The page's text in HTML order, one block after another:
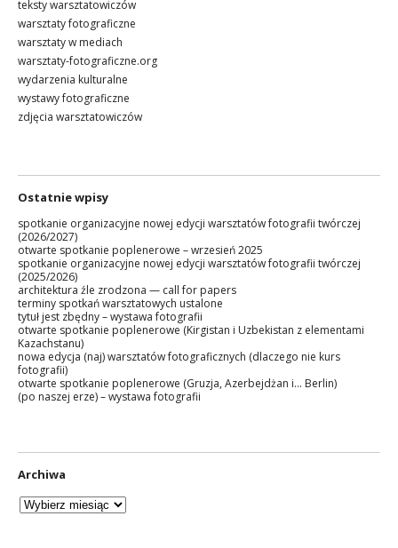
teksty warsztatowiczów
warsztaty fotograficzne
warsztaty w mediach
warsztaty-fotograficzne.org
wydarzenia kulturalne
wystawy fotograficzne
zdjęcia warsztatowiczów
Ostatnie wpisy
spotkanie organizacyjne nowej edycji warsztatów fotografii twórczej
(2026/2027)
otwarte spotkanie poplenerowe – wrzesień 2025
spotkanie organizacyjne nowej edycji warsztatów fotografii twórczej
(2025/2026)
architektura źle zrodzona — call for papers
terminy spotkań warsztatowych ustalone
tytuł jest zbędny – wystawa fotografii
otwarte spotkanie poplenerowe (Kirgistan i Uzbekistan z elementami
Kazachstanu)
nowa edycja (naj) warsztatów fotograficznych (dlaczego nie kurs
fotografii)
otwarte spotkanie poplenerowe (Gruzja, Azerbejdżan i… Berlin)
(po naszej erze) – wystawa fotografii
Archiwa